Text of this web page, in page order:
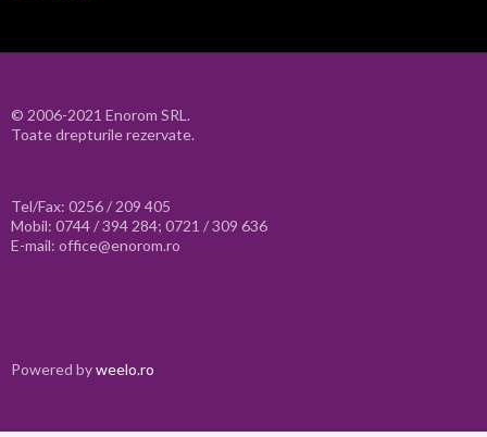
© 2006-2021 Enorom SRL.
Toate drepturile rezervate.
Tel/Fax: 0256 / 209 405
Mobil: 0744 / 394 284; 0721 / 309 636
E-mail: office@enorom.ro
Powered byweelo.ro